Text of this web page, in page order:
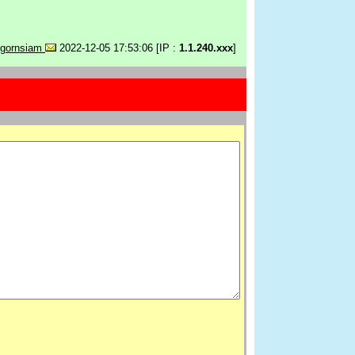
gornsiam 2022-12-05 17:53:06 [IP : 1.1.240.xxx]